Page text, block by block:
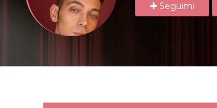
Seguimi